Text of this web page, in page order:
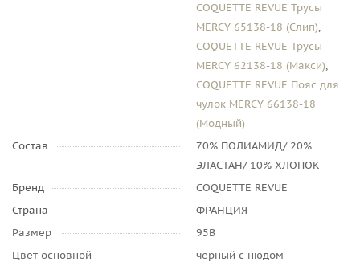
COQUETTE REVUE Трусы
MERCY 65138-18 (Слип),
COQUETTE REVUE Трусы
MERCY 62138-18 (Макси),
COQUETTE REVUE Пояс для
чулок MERCY 66138-18
(Модный)
Состав
70% ПОЛИАМИД/ 20%
ЭЛАСТАН/ 10% ХЛОПОК
Бренд
COQUETTE REVUE
Страна
ФРАНЦИЯ
Размер
95B
Цвет основной
черный с нюдом